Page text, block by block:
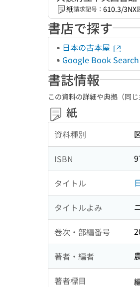
紙請求記号： 610.3/3NX
書店で探す
日本の古本屋
Google Book Search
書誌情報
この資料の詳細や典拠（同
紙
資料種別
ISBN
タイトル
タイトルよみ
巻次・部編番号
著者・編者
著者標目